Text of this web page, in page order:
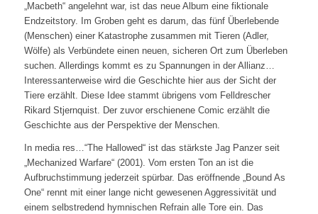
„Macbeth“ angelehnt war, ist das neue Album eine fiktionale
Endzeitstory. Im Groben geht es darum, das fünf Überlebende
(Menschen) einer Katastrophe zusammen mit Tieren (Adler,
Wölfe) als Verbündete einen neuen, sicheren Ort zum Überleben
suchen. Allerdings kommt es zu Spannungen in der Allianz…
Interessanterweise wird die Geschichte hier aus der Sicht der
Tiere erzählt. Diese Idee stammt übrigens vom Felldrescher
Rikard Stjernquist. Der zuvor erschienene Comic erzählt die
Geschichte aus der Perspektive der Menschen.
In media res…“The Hallowed“ ist das stärkste Jag Panzer seit
„Mechanized Warfare“ (2001). Vom ersten Ton an ist die
Aufbruchstimmung jederzeit spürbar. Das eröffnende „Bound As
One“ rennt mit einer lange nicht gewesenen Aggressivität und
einem selbstredend hymnischen Refrain alle Tore ein. Das